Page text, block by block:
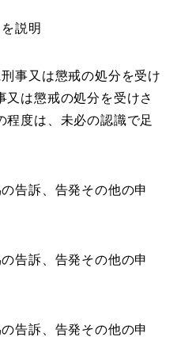
説明
事又は懲戒の処分を受け
又は懲戒の処分を受けさ
程度は、未必の認識で足
告訴、告発その他の申
告訴、告発その他の申
告訴、告発その他の申